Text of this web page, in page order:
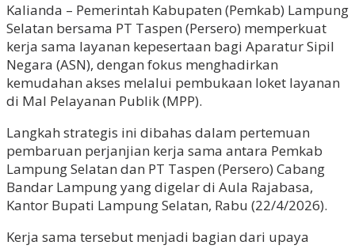
Kalianda – Pemerintah Kabupaten (Pemkab) Lampung
Selatan bersama PT Taspen (Persero) memperkuat
kerja sama layanan kepesertaan bagi Aparatur Sipil
Negara (ASN), dengan fokus menghadirkan
kemudahan akses melalui pembukaan loket layanan
di Mal Pelayanan Publik (MPP).
Langkah strategis ini dibahas dalam pertemuan
pembaruan perjanjian kerja sama antara Pemkab
Lampung Selatan dan PT Taspen (Persero) Cabang
Bandar Lampung yang digelar di Aula Rajabasa,
Kantor Bupati Lampung Selatan, Rabu (22/4/2026).
Kerja sama tersebut menjadi bagian dari upaya